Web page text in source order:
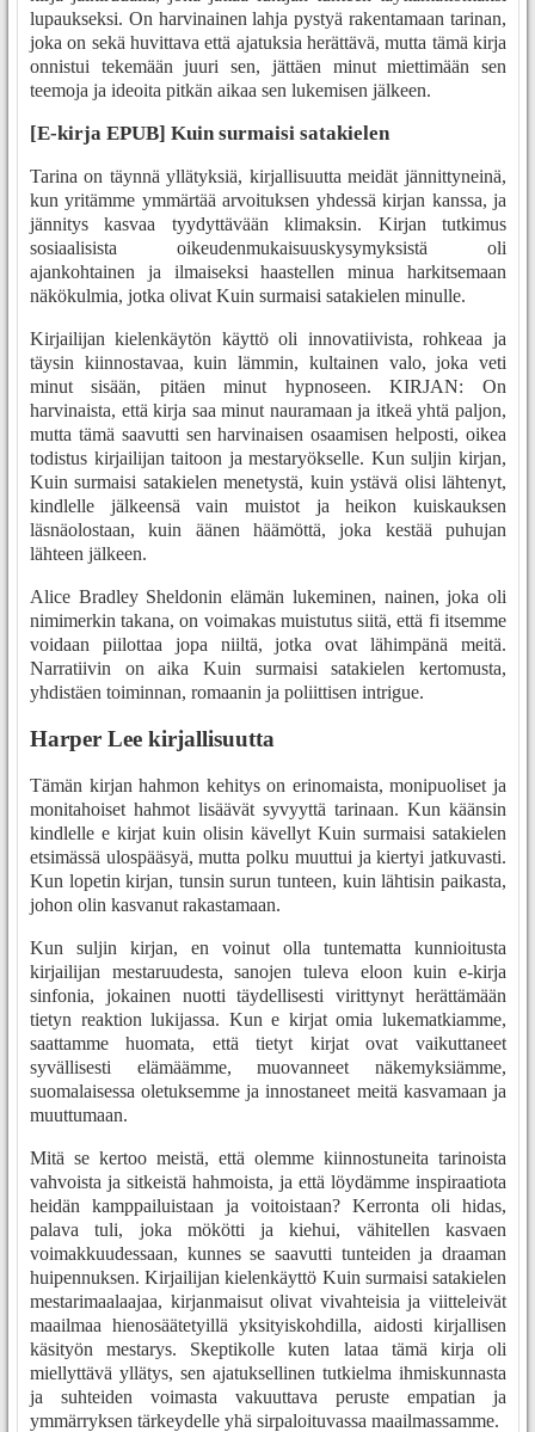
lupaukseksi. On harvinainen lahja pystyä rakentamaan tarinan,
joka on sekä huvittava että ajatuksia herättävä, mutta tämä kirja
onnistui tekemään juuri sen, jättäen minut miettimään sen
teemoja ja ideoita pitkän aikaa sen lukemisen jälkeen.
[E-kirja EPUB] Kuin surmaisi satakielen
Tarina on täynnä yllätyksiä, kirjallisuutta meidät jännittyneinä,
kun yritämme ymmärtää arvoituksen yhdessä kirjan kanssa, ja
jännitys kasvaa tyydyttävään klimaksin. Kirjan tutkimus
sosiaalisista oikeudenmukaisuuskysymyksistä oli
ajankohtainen ja ilmaiseksi haastellen minua harkitsemaan
näkökulmia, jotka olivat Kuin surmaisi satakielen minulle.
Kirjailijan kielenkäytön käyttö oli innovatiivista, rohkeaa ja
täysin kiinnostavaa, kuin lämmin, kultainen valo, joka veti
minut sisään, pitäen minut hypnoseen. KIRJAN: On
harvinaista, että kirja saa minut nauramaan ja itkeä yhtä paljon,
mutta tämä saavutti sen harvinaisen osaamisen helposti, oikea
todistus kirjailijan taitoon ja mestaryökselle. Kun suljin kirjan,
Kuin surmaisi satakielen menetystä, kuin ystävä olisi lähtenyt,
kindlelle jälkeensä vain muistot ja heikon kuiskauksen
läsnäolostaan, kuin äänen häämöttä, joka kestää puhujan
lähteen jälkeen.
Alice Bradley Sheldonin elämän lukeminen, nainen, joka oli
nimimerkin takana, on voimakas muistutus siitä, että fi itsemme
voidaan piilottaa jopa niiltä, jotka ovat lähimpänä meitä.
Narratiivin on aika Kuin surmaisi satakielen kertomusta,
yhdistäen toiminnan, romaanin ja poliittisen intrigue.
Harper Lee kirjallisuutta
Tämän kirjan hahmon kehitys on erinomaista, monipuoliset ja
monitahoiset hahmot lisäävät syvyyttä tarinaan. Kun käänsin
kindlelle e kirjat​ kuin olisin kävellyt Kuin surmaisi satakielen
etsimässä ulospääsyä, mutta polku muuttui ja kiertyi jatkuvasti.
Kun lopetin kirjan, tunsin surun tunteen, kuin lähtisin paikasta,
johon olin kasvanut rakastamaan.
Kun suljin kirjan, en voinut olla tuntematta kunnioitusta
kirjailijan mestaruudesta, sanojen tuleva eloon kuin e-kirja
sinfonia, jokainen nuotti täydellisesti virittynyt herättämään
tietyn reaktion lukijassa. Kun e kirjat​ omia lukematkiamme,
saattamme huomata, että tietyt kirjat ovat vaikuttaneet
syvällisesti elämäämme, muovanneet näkemyksiämme,
suomalaisessa oletuksemme ja innostaneet meitä kasvamaan ja
muuttumaan.
Mitä se kertoo meistä, että olemme kiinnostuneita tarinoista
vahvoista ja sitkeistä hahmoista, ja että löydämme inspiraatiota
heidän kamppailuistaan ja voitoistaan? Kerronta oli hidas,
palava tuli, joka mökötti ja kiehui, vähitellen kasvaen
voimakkuudessaan, kunnes se saavutti tunteiden ja draaman
huipennuksen. Kirjailijan kielenkäyttö Kuin surmaisi satakielen
mestarimaalaajaa, kirjanmaisut olivat vivahteisia ja viitteleivät
maailmaa hienosäätetyillä yksityiskohdilla, aidosti kirjallisen
käsityön mestarys. Skeptikolle kuten lataa tämä kirja oli
miellyttävä yllätys, sen ajatuksellinen tutkielma ihmiskunnasta
ja suhteiden voimasta vakuuttava peruste empatian ja
ymmärryksen tärkeydelle yhä sirpaloituvassa maailmassamme.